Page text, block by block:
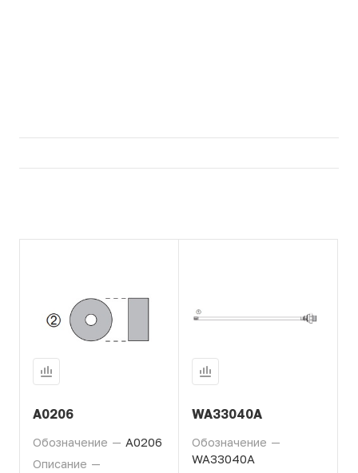
A0206
Обозначение — A0206
Описание —
WA33040A
Обозначение —
WA33040A